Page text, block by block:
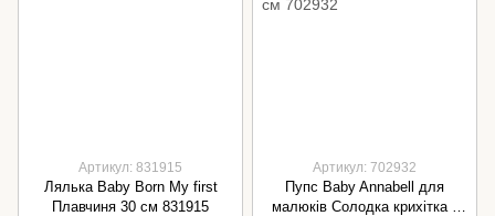
Артикул: 831915
Лялька Baby Born My first
Плавчиня 30 см 831915
Артикул: 702932
Пупс Baby Annabell для
малюків Солодка крихітка з